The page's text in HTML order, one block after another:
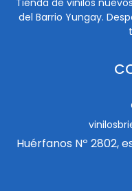
Tienda de vinilos
del Barrio Yungay.
Huérfanos Nº 2802,